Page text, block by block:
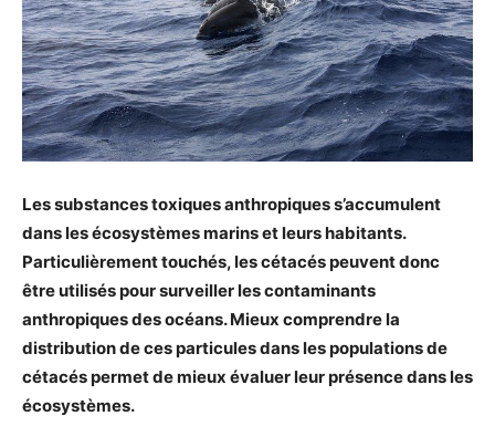
Les substances toxiques anthropiques s’accumulent
dans les écosystèmes marins et leurs habitants.
Particulièrement touchés, les cétacés peuvent donc
être utilisés pour surveiller les contaminants
anthropiques des océans. Mieux comprendre la
distribution de ces particules dans les populations de
cétacés permet de mieux évaluer leur présence dans les
écosystèmes.